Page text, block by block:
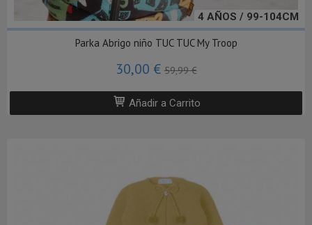
4 AÑOS / 99-104CM
Parka Abrigo niño TUC TUC My Troop
30,00 €59,99 €
Añadir a Carrito